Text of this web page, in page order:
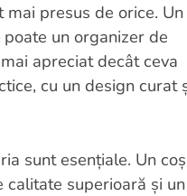
presus de orice. Un
un organizer de
apreciat decât ceva
cu un design curat
sunt esențiale. Un coș
superioară și un